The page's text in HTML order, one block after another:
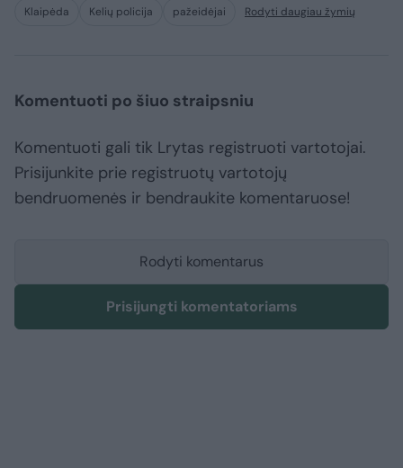
Klaipėda Kelių policija pažeidėjai Rodyti daugiau žymių
Komentuoti po šiuo straipsniu
Komentuoti gali tik Lrytas registruoti vartotojai.
Prisijunkite prie registruotų vartotojų
bendruomenės ir bendraukite komentaruose!
Rodyti komentarus
Prisijungti komentatoriams